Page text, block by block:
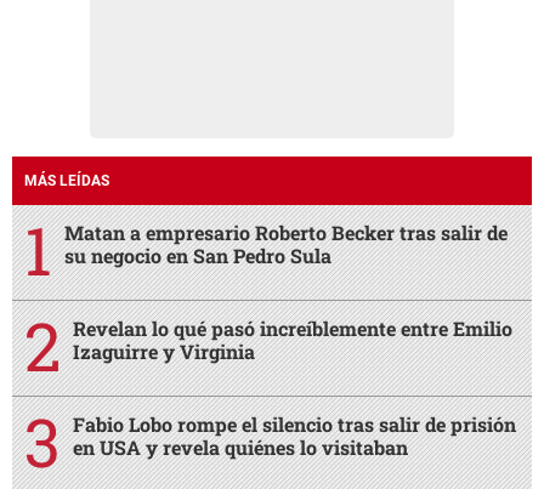
MÁS LEÍDAS
Matan a empresario Roberto Becker tras salir de
su negocio en San Pedro Sula
Revelan lo qué pasó increíblemente entre Emilio
Izaguirre y Virginia
Fabio Lobo rompe el silencio tras salir de prisión
en USA y revela quiénes lo visitaban